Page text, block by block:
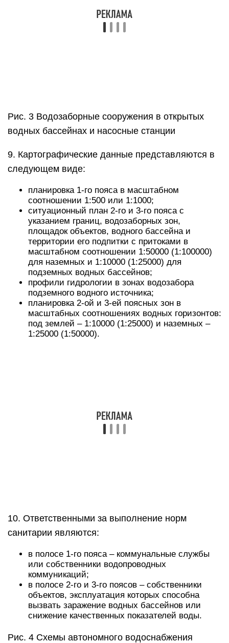
Рис. 3 Водозаборные сооружения в открытых
водных бассейнах и насосные станции
9. Картографические данные представляются в
следующем виде:
планировка 1-го пояса в масштабном
соотношении 1:500 или 1:1000;
ситуационный план 2-го и 3-го пояса с
указанием границ, водозаборных зон,
площадок объектов, водного бассейна и
территории его подпитки с притоками в
масштабном соотношении 1:50000 (1:100000)
для наземных и 1:10000 (1:25000) для
подземных водных бассейнов;
профили гидрологии в зонах водозабора
подземного водного источника;
планировка 2-ой и 3-ей поясных зон в
масштабных соотношениях водных горизонтов:
под землей – 1:10000 (1:25000) и наземных –
1:25000 (1:50000).
10. Ответственными за выполнение норм
санитарии являются:
в полосе 1-го пояса – коммунальные службы
или собственники водопроводных
коммуникаций;
в полосе 2-го и 3-го поясов – собственники
объектов, эксплуатация которых способна
вызвать заражение водных бассейнов или
снижение качественных показателей воды.
Рис. 4 Схемы автономного водоснабжения